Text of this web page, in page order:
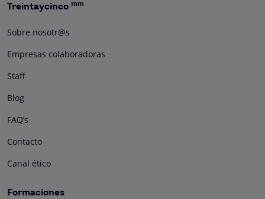
Treintaycinco mm
Sobre nosotr@s
Empresas colaboradoras
Staff
Blog
FAQ’s
Contacto
Canal ético
Formaciones